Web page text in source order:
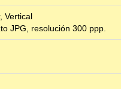
Vertical
JPG, resolución 300 ppp.